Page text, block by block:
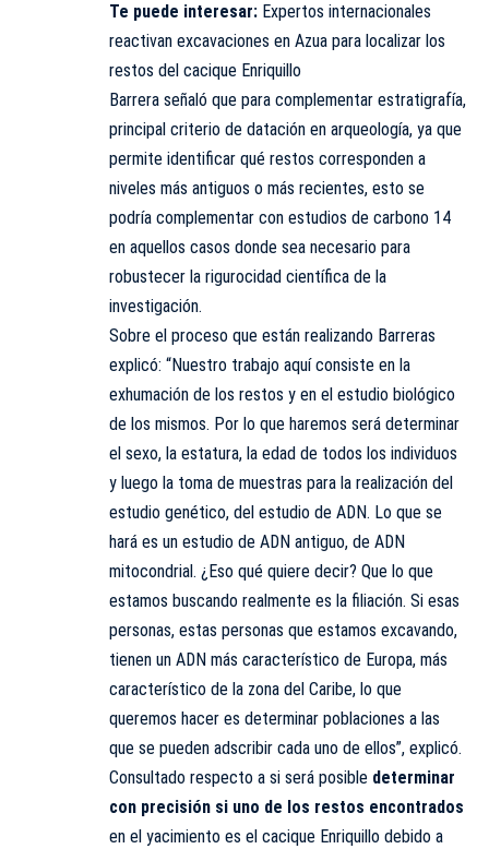
Te puede interesar: Expertos internacionales
reactivan excavaciones en Azua para localizar los
restos del cacique Enriquillo
Barrera señaló que para complementar estratigrafía,
principal criterio de datación en arqueología, ya que
permite identificar qué restos corresponden a
niveles más antiguos o más recientes, esto se
podría complementar con estudios de carbono 14
en aquellos casos donde sea necesario para
robustecer la rigurocidad científica de la
investigación.
Sobre el proceso que están realizando Barreras
explicó: “Nuestro trabajo aquí consiste en la
exhumación de los restos y en el estudio biológico
de los mismos. Por lo que haremos será determinar
el sexo, la estatura, la edad de todos los individuos
y luego la toma de muestras para la realización del
estudio genético, del estudio de ADN. Lo que se
hará es un estudio de ADN antiguo, de ADN
mitocondrial. ¿Eso qué quiere decir? Que lo que
estamos buscando realmente es la filiación. Si esas
personas, estas personas que estamos excavando,
tienen un ADN más característico de Europa, más
característico de la zona del Caribe, lo que
queremos hacer es determinar poblaciones a las
que se pueden adscribir cada uno de ellos”, explicó.
Consultado respecto a si será posible determinar
con precisión si uno de los restos encontrados
en el yacimiento es el cacique Enriquillo debido a